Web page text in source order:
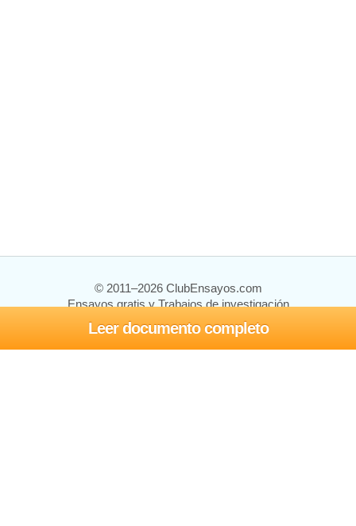
Leer documento completo
© 2011–2026 ClubEnsayos.com
Ensayos gratis y Trabajos de investigación